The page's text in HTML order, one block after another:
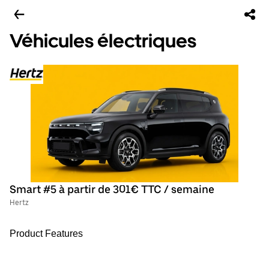
Véhicules électriques
Smart #5 à partir de 301€ TTC / semaine
Hertz
Product Features